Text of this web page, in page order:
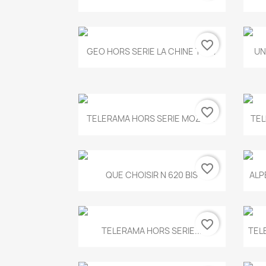
Aperçu rapide
GEO HORS SERIE LA CHINE T.497
favorite_border
Aperçu rapide
TELERAMA HORS SERIE MOZART
favorite_border
Aperçu rapide
QUE CHOISIR N 620 BIS favorite_border
Aperçu rapide
TELERAMA HORS SERIE...favorite_border